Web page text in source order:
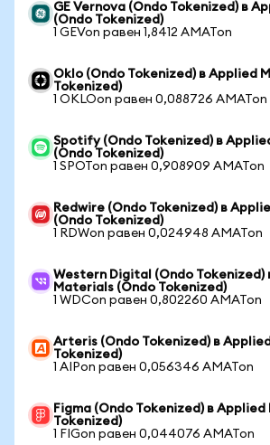
GE Vernova (Ondo Tokenized) в
(Ondo Tokenized)
1 GEVon равен 1,8412 AMATon
Oklo (Ondo Tokenized) в Applied
Tokenized)
1 OKLOon равен 0,088726 AMATon
Spotify (Ondo Tokenized) в
(Ondo Tokenized)
1 SPOTon равен 0,908909 AMATon
Redwire (Ondo Tokenized) в
(Ondo Tokenized)
1 RDWon равен 0,024948 AMATon
Western Digital (Ondo Tokenized)
Materials (Ondo Tokenized)
1 WDCon равен 0,802260 AMATon
Arteris (Ondo Tokenized) в
Tokenized)
1 AIPon равен 0,056346 AMATon
Figma (Ondo Tokenized) в
Tokenized)
1 FIGon равен 0,044076 AMATon